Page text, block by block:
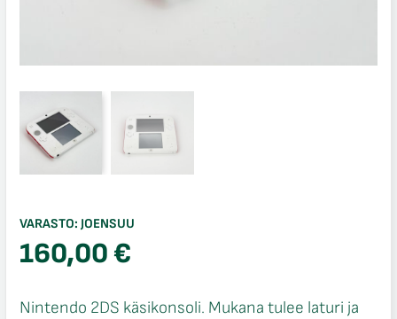
VARASTO: JOENSUU
160,00€
Nintendo 2DS käsikonsoli. Mukana tulee laturi ja